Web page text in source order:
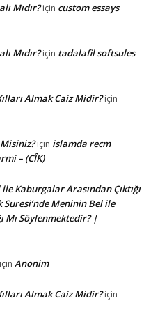
Mıdır?için custom essays
Mıdır?için tadalafil softsules
Almak Caiz Midir?için
Misiniz?için islamda recm
– (CÎK)
Kaburgalar Arasından Çıktığı
Suresi’nde Meninin Bel ile
Mı Söylenmektedir? |
Anonim
Almak Caiz Midir?için